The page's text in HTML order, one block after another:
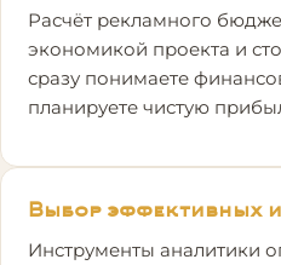
Расчёт рекламного
экономикой проекта и
сразу понимаете
планируете чистую
Выбор эффективных
Инструменты аналитики